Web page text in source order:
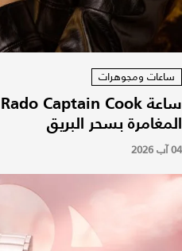
ساعات ومجوهرات
المغامرة بسحر البريق
04 آب 2026